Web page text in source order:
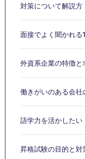
対策について解説方
面接でよく聞かれる
外資系企業の特徴と
働きがいのある会社
語学力を活かしたい
昇格試験の目的と対